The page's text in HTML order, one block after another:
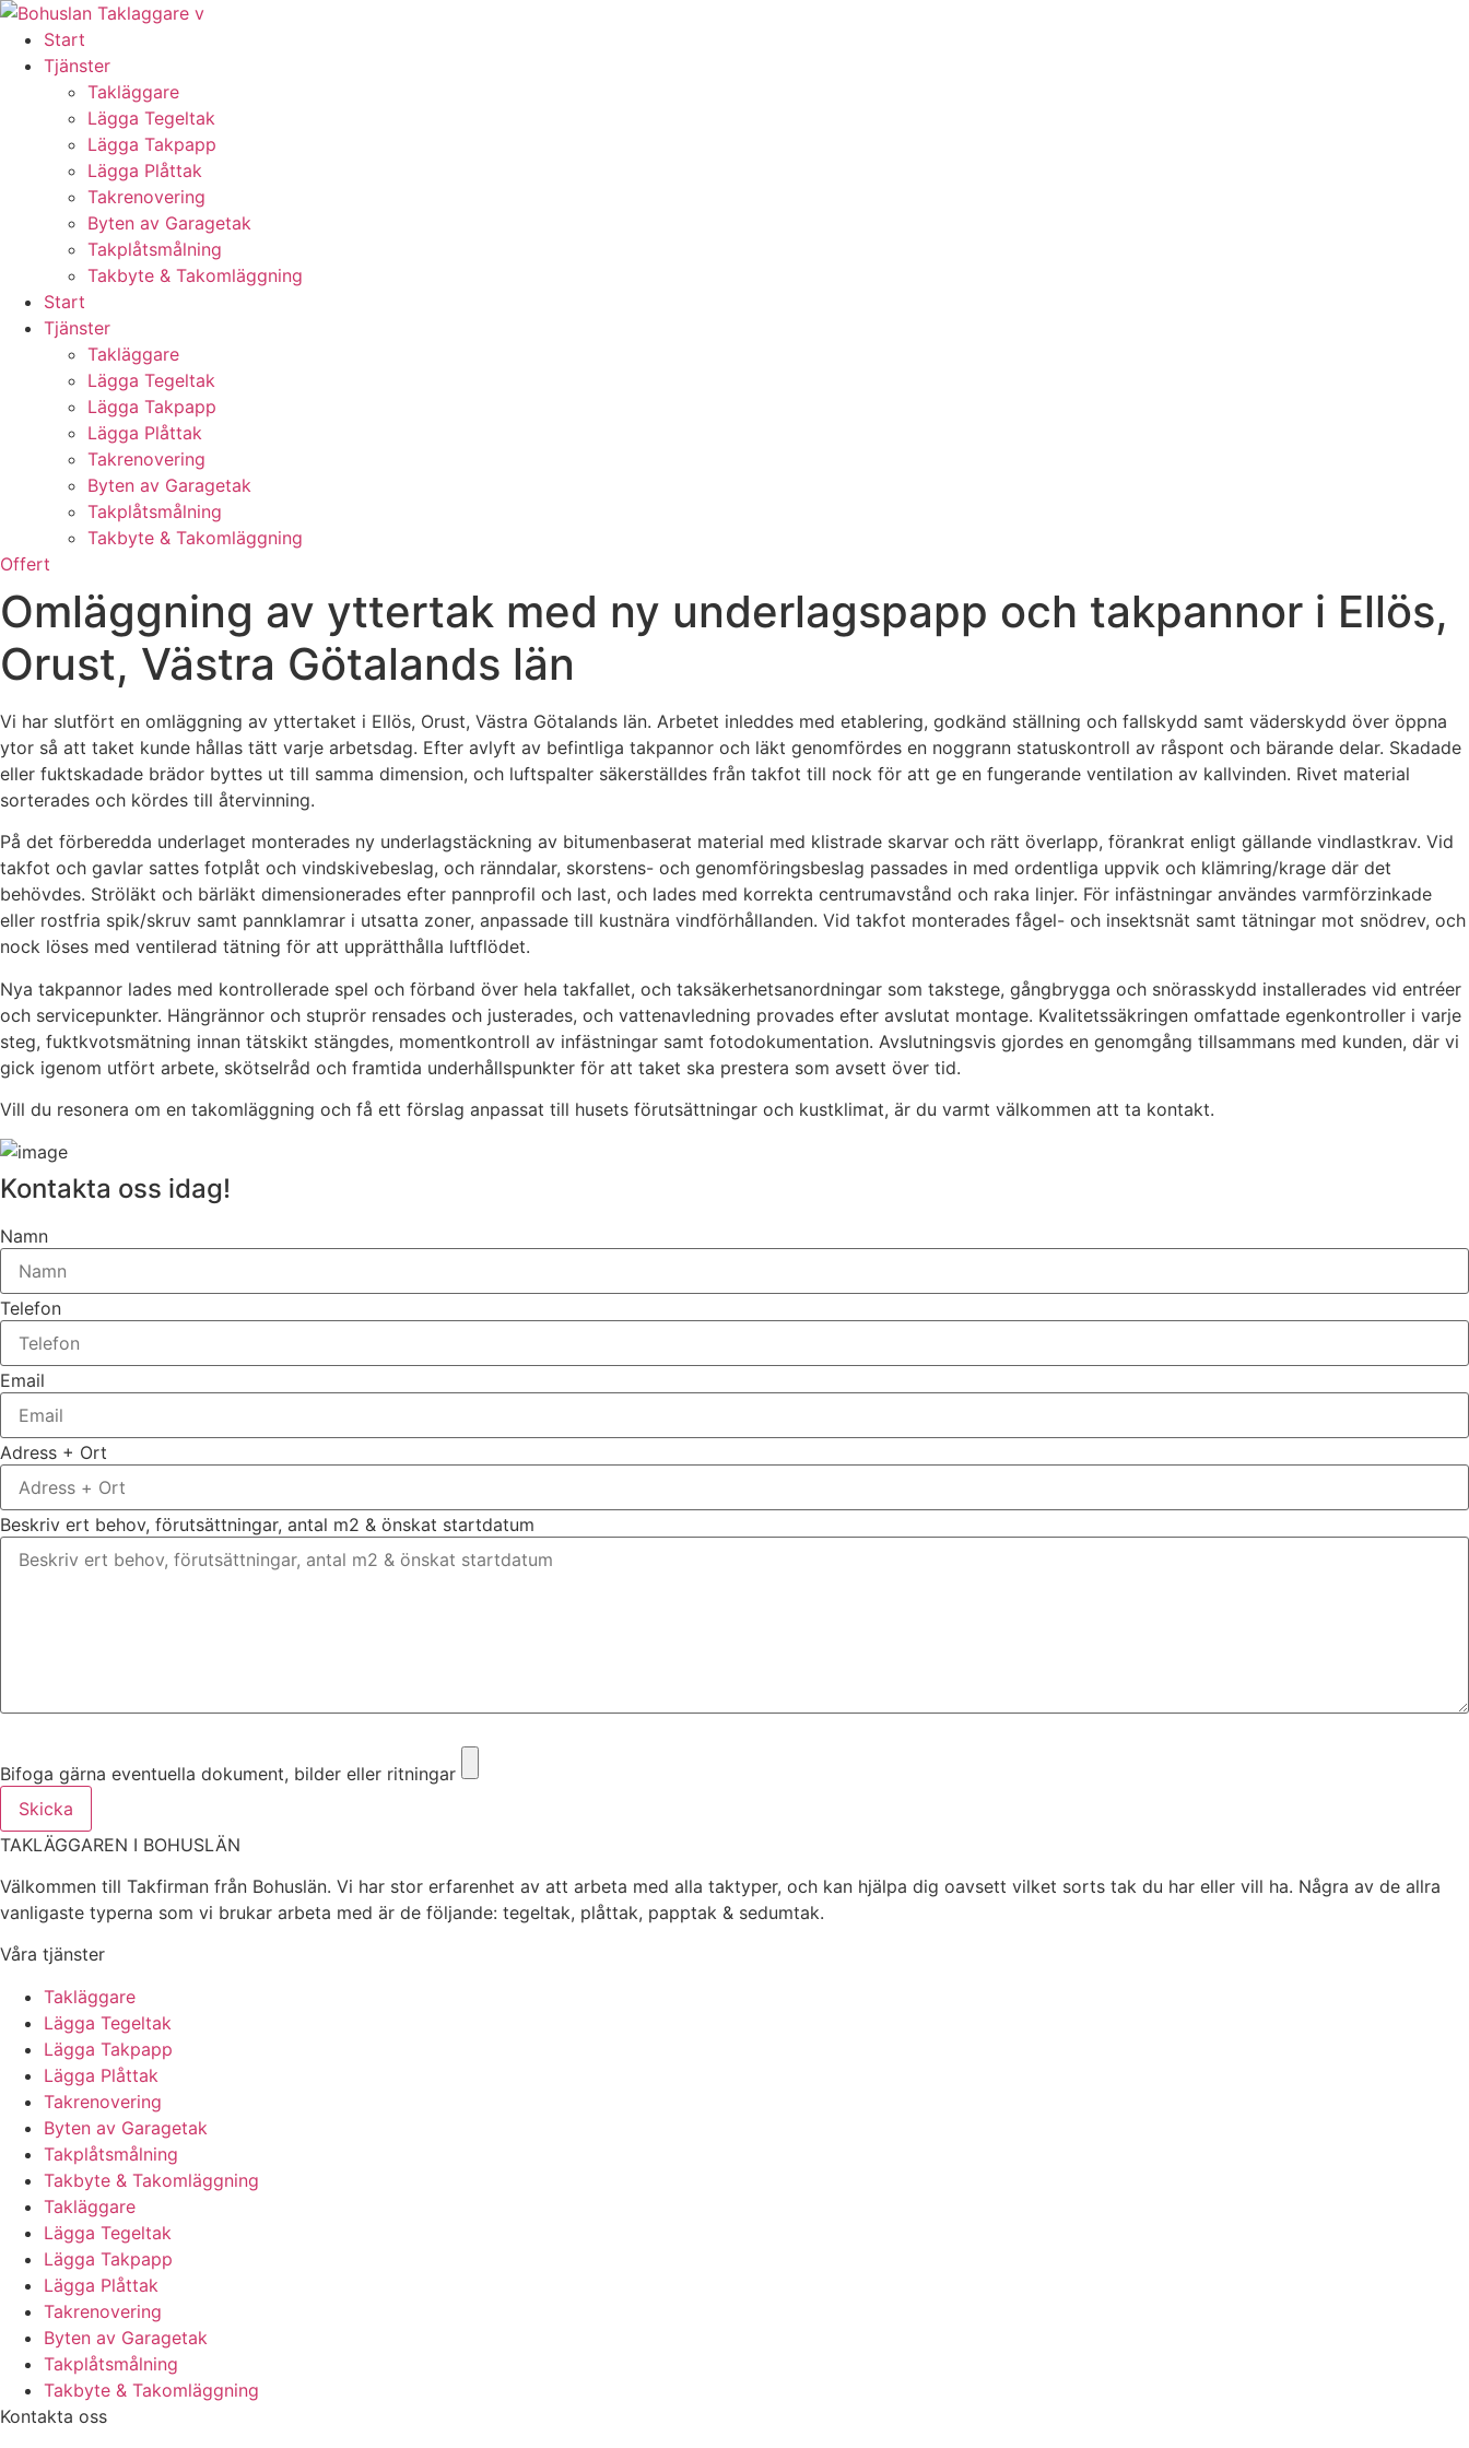
Skip
content
Start
Tjänster
Takläggare
Lägga Tegeltak
Lägga Takpapp
Lägga Plåttak
Takrenovering
Byten av Garagetak
Takplåtsmålning
Takbyte & Takomläggning
Start
Tjänster
Takläggare
Lägga Tegeltak
Lägga Takpapp
Lägga Plåttak
Takrenovering
Byten av Garagetak
Takplåtsmålning
Takbyte & Takomläggning
Offert
Omläggning av yttertak med ny underlagspapp och takpannor i Ellös,
Orust, Västra Götalands län
Vi har slutfört en omläggning av yttertaket i Ellös, Orust, Västra Götalands län. Arbetet inleddes med etablering, godkänd ställning och fallskydd samt väderskydd över öppna
ytor så att taket kunde hållas tätt varje arbetsdag. Efter avlyft av befintliga takpannor och läkt genomfördes en noggrann statuskontroll av råspont och bärande delar. Skadade
eller fuktskadade brädor byttes ut till samma dimension, och luftspalter säkerställdes från takfot till nock för att ge en fungerande ventilation av kallvinden. Rivet material
sorterades och kördes till återvinning.
På det förberedda underlaget monterades ny underlagstäckning av bitumenbaserat material med klistrade skarvar och rätt överlapp, förankrat enligt gällande vindlastkrav. Vid
takfot och gavlar sattes fotplåt och vindskivebeslag, och ränndalar, skorstens- och genomföringsbeslag passades in med ordentliga uppvik och klämring/krage där det
behövdes. Ströläkt och bärläkt dimensionerades efter pannprofil och last, och lades med korrekta centrumavstånd och raka linjer. För infästningar användes varmförzinkade
eller rostfria spik/skruv samt pannklamrar i utsatta zoner, anpassade till kustnära vindförhållanden. Vid takfot monterades fågel- och insektsnät samt tätningar mot snödrev, och
nock löses med ventilerad tätning för att upprätthålla luftflödet.
Nya takpannor lades med kontrollerade spel och förband över hela takfallet, och taksäkerhetsanordningar som takstege, gångbrygga och snörasskydd installerades vid entréer
och servicepunkter. Hängrännor och stuprör rensades och justerades, och vattenavledning provades efter avslutat montage. Kvalitetssäkringen omfattade egenkontroller i varje
steg, fuktkvotsmätning innan tätskikt stängdes, momentkontroll av infästningar samt fotodokumentation. Avslutningsvis gjordes en genomgång tillsammans med kunden, där vi
gick igenom utfört arbete, skötselråd och framtida underhållspunkter för att taket ska prestera som avsett över tid.
Vill du resonera om en takomläggning och få ett förslag anpassat till husets förutsättningar och kustklimat, är du varmt välkommen att ta kontakt.
Kontakta oss idag!
Namn
Telefon
Email
Adress + Ort
Beskriv ert behov, förutsättningar, antal m2 & önskat startdatum
Bifoga gärna eventuella dokument, bilder eller ritningar
Skicka
TAKLÄGGAREN I BOHUSLÄN
Välkommen till Takfirman från Bohuslän. Vi har stor erfarenhet av att arbeta med alla taktyper, och kan hjälpa dig oavsett vilket sorts tak du har eller vill ha. Några av de allra
vanligaste typerna som vi brukar arbeta med är de följande: tegeltak, plåttak, papptak & sedumtak.
Våra tjänster
Takläggare
Lägga Tegeltak
Lägga Takpapp
Lägga Plåttak
Takrenovering
Byten av Garagetak
Takplåtsmålning
Takbyte & Takomläggning
Takläggare
Lägga Tegeltak
Lägga Takpapp
Lägga Plåttak
Takrenovering
Byten av Garagetak
Takplåtsmålning
Takbyte & Takomläggning
Kontakta oss